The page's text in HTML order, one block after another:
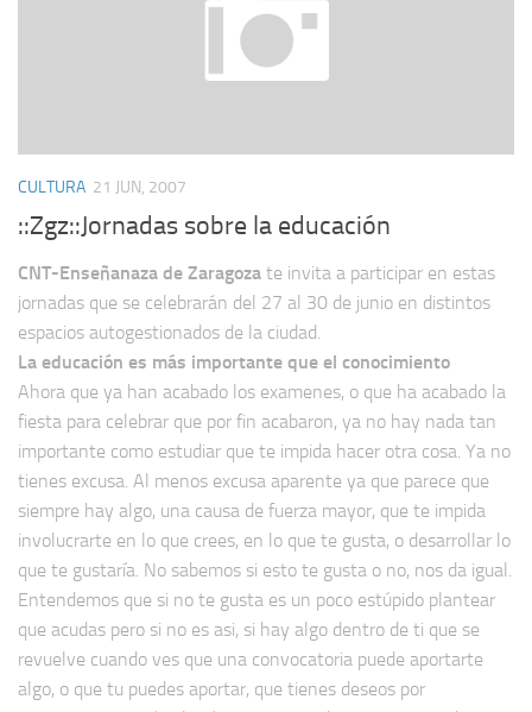
CULTURA 21 JUN, 2007
::Zgz::Jornadas sobre la educación
CNT-Enseñanaza de Zaragoza te invita a participar en estas
jornadas que se celebrarán del 27 al 30 de junio en distintos
espacios autogestionados de la ciudad.
La educación es más importante que el conocimiento
Ahora que ya han acabado los examenes, o que ha acabado la
fiesta para celebrar que por fin acabaron, ya no hay nada tan
importante como estudiar que te impida hacer otra cosa. Ya no
tienes excusa. Al menos excusa aparente ya que parece que
siempre hay algo, una causa de fuerza mayor, que te impida
involucrarte en lo que crees, en lo que te gusta, o desarrollar lo
que te gustaría. No sabemos si esto te gusta o no, nos da igual.
Entendemos que si no te gusta es un poco estúpido plantear
que acudas pero si no es asi, si hay algo dentro de ti que se
revuelve cuando ves que una convocatoria puede aportarte
algo, o que tu puedes aportar, que tienes deseos por